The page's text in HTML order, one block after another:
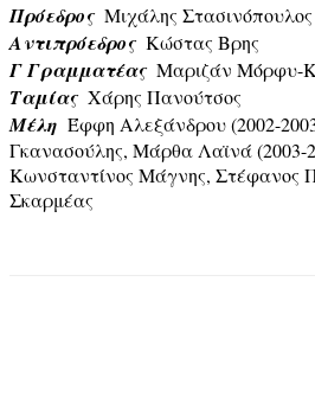
Πρόεδρος Μιχάλης Στασινόπουλος
Αντιπρόεδρος Κώστας Βρης
Γ Γραμματέας Μαριζάν Μόρφυ-
Ταμίας Χάρης Πανούτσος
Μέλη Έφφη Αλεξάνδρου (2002-
Γκανασούλης, Μάρθα Λαϊνά (2003-
Κωνσταντίνος Μάγνης, Στέφανος
Σκαρμέας